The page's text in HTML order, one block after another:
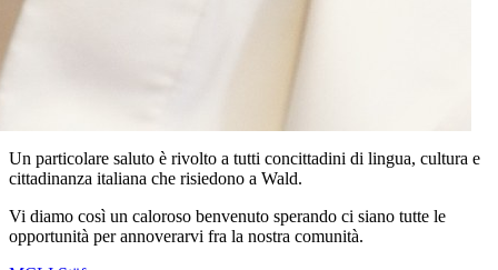
Un particolare saluto è rivolto a tutti concittadini di lingua, cultura e
cittadinanza italiana che risiedono a Wald.
Vi diamo così un caloroso benvenuto sperando ci siano tutte le
opportunità per annoverarvi fra la nostra comunità.